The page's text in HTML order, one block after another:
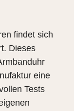
findet sich
Dieses
eine
Tests